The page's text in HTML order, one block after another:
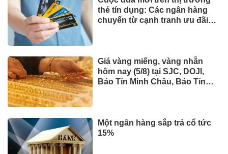
thẻ tín dụng: Các ngân hàng
chuyển từ cạnh tranh ưu đãi
Giá vàng miếng, vàng nhẫn
hôm nay (5/8) tại SJC, DOJI,
Bảo Tín Minh Châu, Bảo Tín
Một ngân hàng sắp trả cổ tức
15%